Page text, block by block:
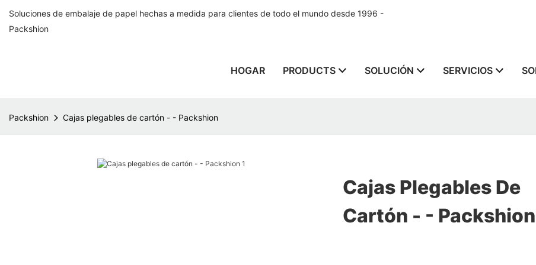
Soluciones de embalaje de papel hechas a medida para clientes de todo el mundo desde 1996 -
Packshion
HOGAR PRODUCTS SOLUCIÓN SERVICIOS
Packshion Cajas plegables de cartón - - Packshion
Cajas Plegables De
Cartón - - Packshion